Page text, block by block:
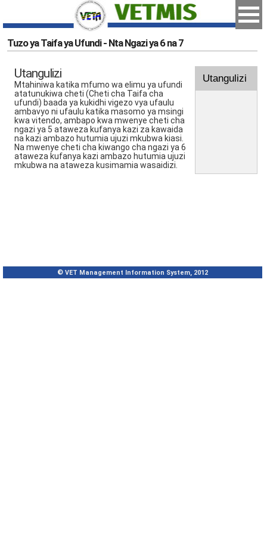
Tuzo ya Taifa ya Ufundi - Nta Ngazi ya 6 na 7
Utangulizi
Mtahiniwa katika mfumo wa elimu ya ufundi
atatunukiwa cheti (Cheti cha Taifa cha
ufundi) baada ya kukidhi vigezo vya ufaulu
ambavyo ni ufaulu katika masomo ya msingi
kwa vitendo, ambapo kwa mwenye cheti cha
ngazi ya 5 ataweza kufanya kazi za kawaida
na kazi ambazo hutumia ujuzi mkubwa kiasi.
Na mwenye cheti cha kiwango cha ngazi ya 6
ataweza kufanya kazi ambazo hutumia ujuzi
mkubwa na ataweza kusimamia wasaidizi.
Utangulizi
© VET Management Information System, 2012